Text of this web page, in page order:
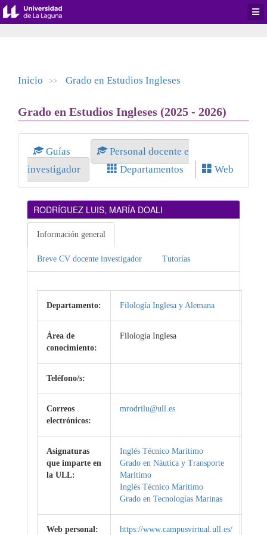
Inicio >> Grado en Estudios Ingleses
Grado en Estudios Ingleses (2025 - 2026)
Guías
Personal docente e
investigador
Departamentos Web
RODRÍGUEZ LUIS, MARÍA DOALI
Información general
Breve CV docente investigador Tutorías
Departamento: Filología Inglesa y Alemana
Área de
conocimiento:
Filología Inglesa
Teléfono/s:
Correos
electrónicos:
mrodrilu@ull.es
Asignaturas
que imparte en
la ULL:
Inglés Técnico Marítimo
Grado en Náutica y Transporte
Marítimo
Inglés Técnico Marítimo
Grado en Tecnologías Marinas
Web personal: https://www.campusvirtual.ull.es/